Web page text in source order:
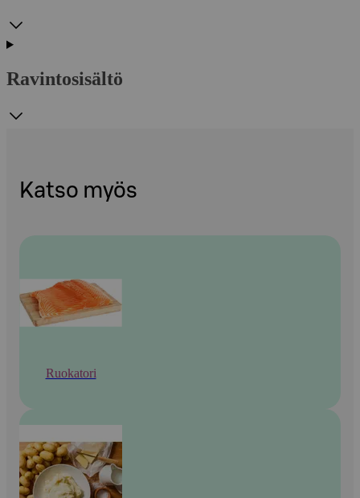
Ravintosisältö
Katso myös
Ruokatori